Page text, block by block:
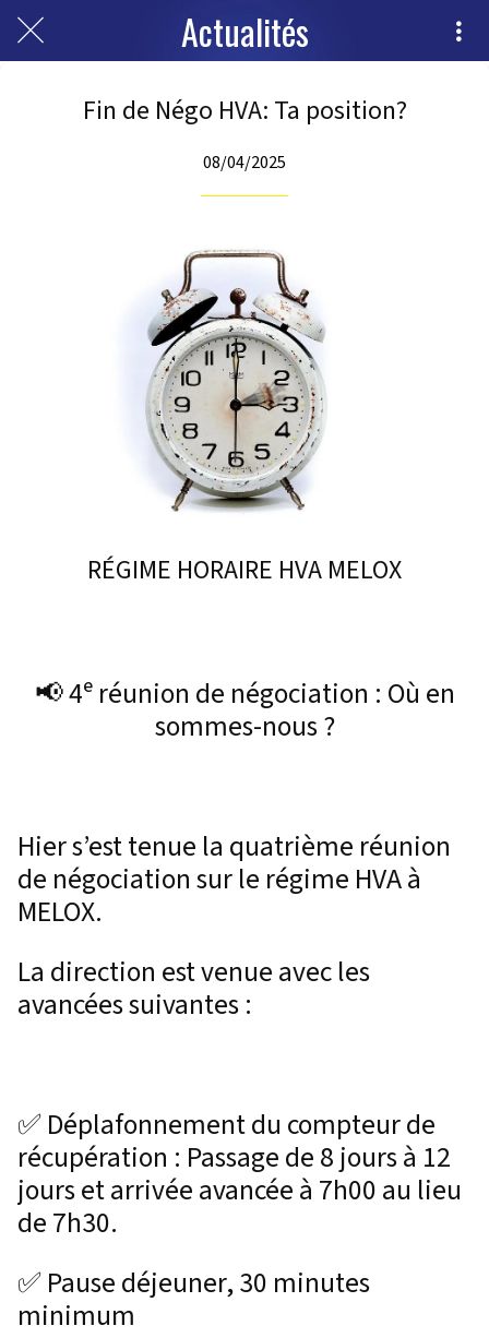
Actualités
Fin de Négo HVA: Ta position?
08/04/2025
RÉGIME HORAIRE HVA MELOX
📢 4ᵉ réunion de négociation : Où en
sommes-nous ?
Hier s’est tenue la quatrième réunion
de négociation sur le régime HVA à
MELOX.
La direction est venue avec les
avancées suivantes :
✅ Déplafonnement du compteur de
récupération : Passage de 8 jours à 12
jours et arrivée avancée à 7h00 au lieu
de 7h30.
✅ Pause déjeuner, 30 minutes
minimum